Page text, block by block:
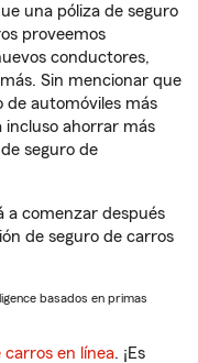
una póliza de seguro
proveemos
conductores,
Sin mencionar que
de automóviles más
incluso ahorrar más
seguro de
a comenzar después
de seguro de carros
basados en primas
en línea. ¡Es